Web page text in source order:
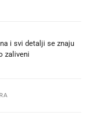
i svi detalji se znaju
zaliveni🙃